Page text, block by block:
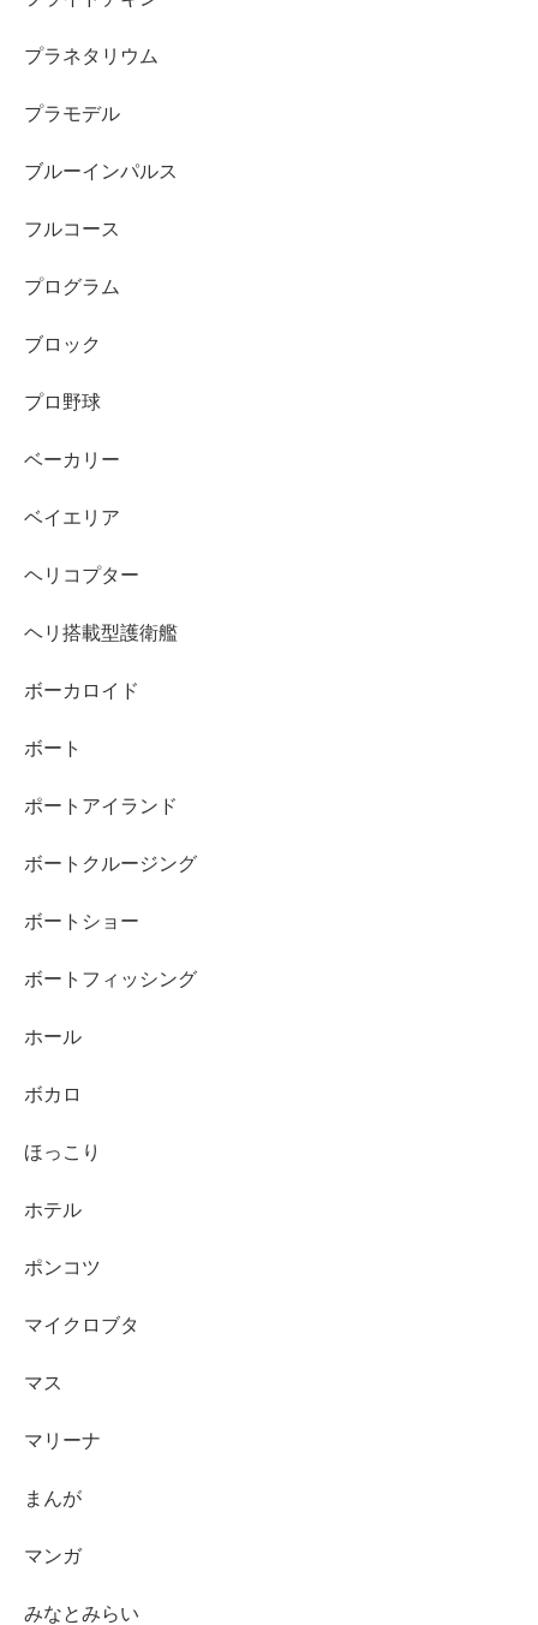
プラネタリウム
プラモデル
ブルーインパルス
フルコース
プログラム
ブロック
プロ野球
ベーカリー
ベイエリア
ヘリコプター
ヘリ搭載型護衛艦
ボーカロイド
ボート
ポートアイランド
ボートクルージング
ボートショー
ボートフィッシング
ホール
ボカロ
ほっこり
ホテル
ポンコツ
マイクロブタ
マス
マリーナ
まんが
マンガ
みなとみらい